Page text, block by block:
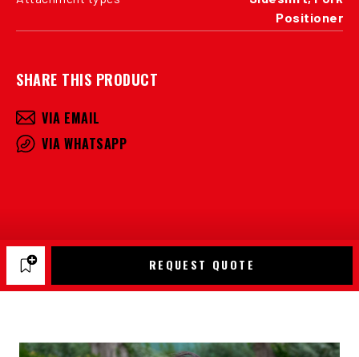
Positioner
SHARE THIS PRODUCT
VIA EMAIL
VIA WHATSAPP
REQUEST QUOTE